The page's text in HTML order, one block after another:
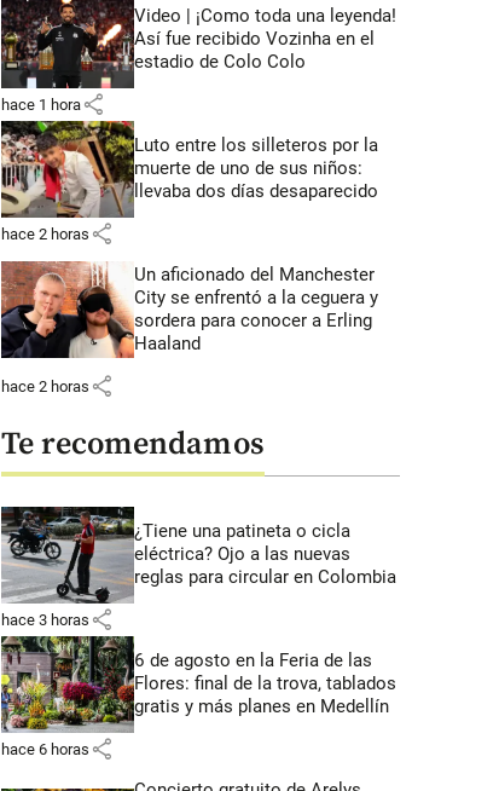
Video | ¡Como toda una leyenda!
Así fue recibido Vozinha en el
estadio de Colo Colo
hace 1 hora share
Luto entre los silleteros por la
muerte de uno de sus niños:
llevaba dos días desaparecido
hace 2 horas share
Un aficionado del Manchester
City se enfrentó a la ceguera y
sordera para conocer a Erling
Haaland
hace 2 horas share
Te recomendamos
¿Tiene una patineta o cicla
eléctrica? Ojo a las nuevas
reglas para circular en Colombia
hace 3 horas share
6 de agosto en la Feria de las
Flores: final de la trova, tablados
gratis y más planes en Medellín
hace 6 horas share